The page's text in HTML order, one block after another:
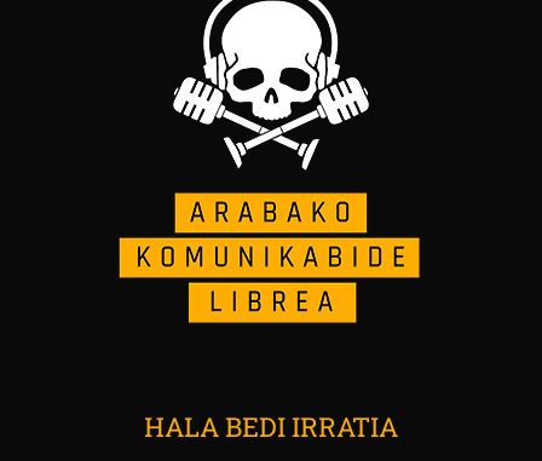
HALA BEDI IRRATIA